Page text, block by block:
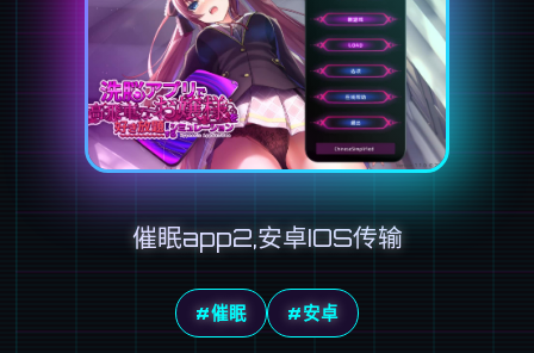
催眠app2,安卓IOS传输
#催眠 #安卓